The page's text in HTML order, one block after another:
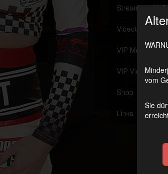
Streaming
Videothek
VIP Member
VIP Videothek
Shop
Links
vom
Sie